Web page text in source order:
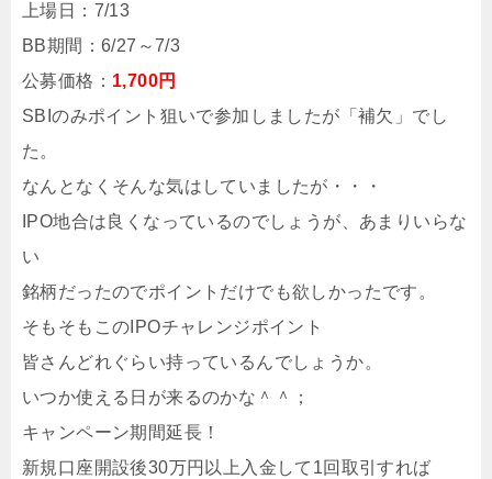
上場日：7/13
BB期間：6/27～7/3
公募価格： 1,700円
SBIのみポイント狙いで参加しましたが「補欠」でし
た。
なんとなくそんな気はしていましたが・・・
IPO地合は良くなっているのでしょうが、あまりいらな
い
銘柄だったのでポイントだけでも欲しかったです。
そもそもこのIPOチャレンジポイント
皆さんどれぐらい持っているんでしょうか。
いつか使える日が来るのかな＾＾；
キャンペーン期間延長！
新規口座開設後30万円以上入金して1回取引すれば